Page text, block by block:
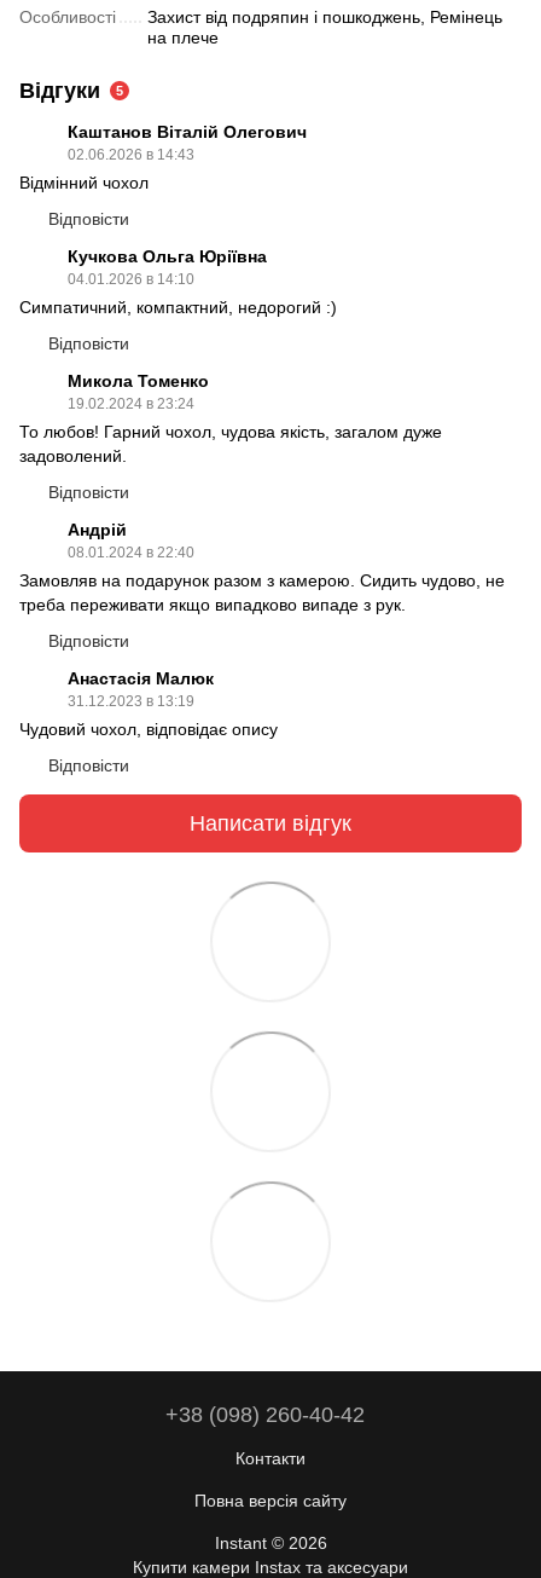
Особливості
Захист від подряпин і пошкоджень, Ремінець
на плече
Відгуки 5
Каштанов Віталій Олегович
02.06.2026 в 14:43
Відмінний чохол
Відповісти
Кучкова Ольга Юріївна
04.01.2026 в 14:10
Симпатичний, компактний, недорогий :)
Відповісти
Микола Томенко
19.02.2024 в 23:24
То любов! Гарний чохол, чудова якість, загалом дуже
задоволений.
Відповісти
Андрій
08.01.2024 в 22:40
Замовляв на подарунок разом з камерою. Сидить чудово, не
треба переживати якщо випадково випаде з рук.
Відповісти
Анастасія Малюк
31.12.2023 в 13:19
Чудовий чохол, відповідає опису
Відповісти
Написати відгук
+38 (098) 260-40-42
Контакти
Повна версія сайту
Instant © 2026
Купити камери Instax та аксесуари